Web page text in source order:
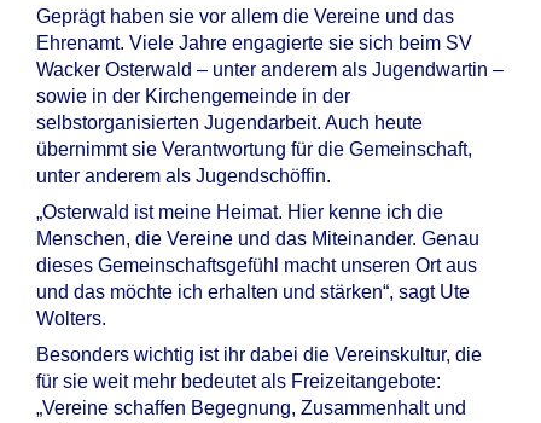
Geprägt haben sie vor allem die Vereine und das
Ehrenamt. Viele Jahre engagierte sie sich beim SV
Wacker Osterwald – unter anderem als Jugendwartin –
sowie in der Kirchengemeinde in der
selbstorganisierten Jugendarbeit. Auch heute
übernimmt sie Verantwortung für die Gemeinschaft,
unter anderem als Jugendschöffin.
„Osterwald ist meine Heimat. Hier kenne ich die
Menschen, die Vereine und das Miteinander. Genau
dieses Gemeinschaftsgefühl macht unseren Ort aus
und das möchte ich erhalten und stärken“, sagt Ute
Wolters.
Besonders wichtig ist ihr dabei die Vereinskultur, die
für sie weit mehr bedeutet als Freizeitangebote:
„Vereine schaffen Begegnung, Zusammenhalt und